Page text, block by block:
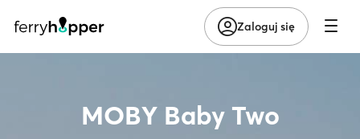
Zaloguj się
MOBY Baby Two